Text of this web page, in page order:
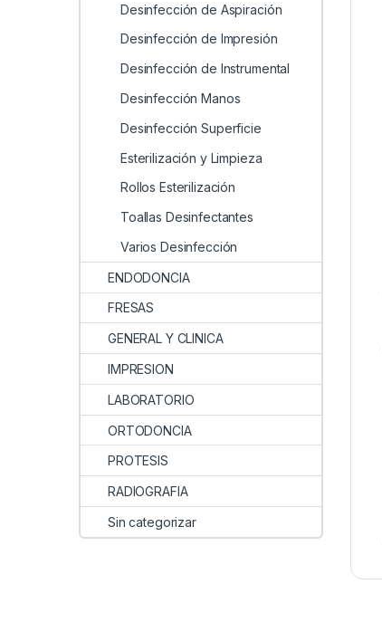
Desinfección de Aspiración
Desinfección de Impresión
Desinfección de Instrumental
Desinfección Manos
Desinfección Superficie
Esterilización y Limpieza
Rollos Esterilización
Toallas Desinfectantes
Varios Desinfección
ENDODONCIA
FRESAS
GENERAL Y CLINICA
IMPRESION
LABORATORIO
ORTODONCIA
PROTESIS
RADIOGRAFIA
Sin categorizar